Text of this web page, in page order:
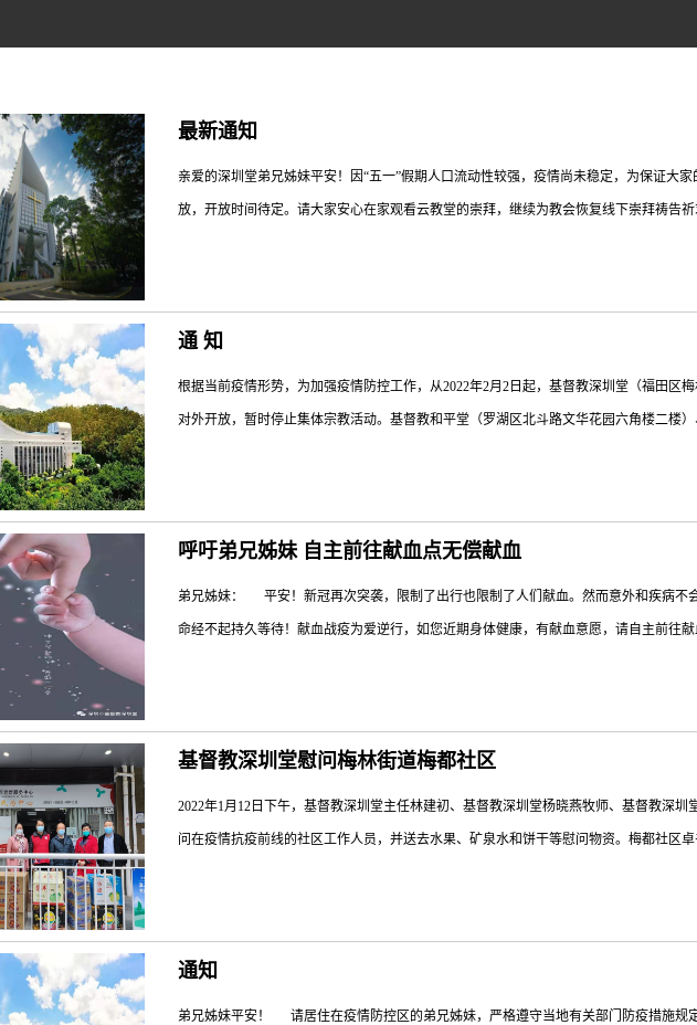
最新通知
亲爱的深圳堂弟兄姊妹平安！因“五一”假期人口流动性较强，疫情尚未稳定，为保证大
放，开放时间待定。请大家安心在家观看云教堂的崇拜，继续为教会恢复线下崇拜祷告
...
通 知
根据当前疫情形势，为加强疫情防控工作，从2022年2月2日起，基督教深圳堂（福田区
对外开放，暂时停止集体宗教活动。基督教和平堂（罗湖区北斗路文华花园六角楼二楼）
罗湖堂（莲塘国威路72号罗湖区高新技术产业第一园区119栋一、二楼）也
...
呼吁弟兄姊妹 自主前往献血点无偿献血
弟兄姊妹： 平安！新冠再次突袭，限制了出行也限制了人们献血。然而意外和疾病不
命经不起持久等待！献血战疫为爱逆行，如您近期身体健康，有献血意愿，请自主前往献
无偿献血。 愿主记念弟兄姊妹的爱心！ 深圳市基督教深圳堂 深
教罗湖堂 2022年1月19日点击文末左下角“阅读原文”可获知“附近献血”献血的基
周岁。2、体重：男性50公斤以上，女性45公斤以上。3、身体健康，献血前一周无感冒
基督教深圳堂慰问梅林街道梅都社区
2022年1月12日下午，基督教深圳堂主任林建初、基督教深圳堂杨晓燕牧师、基督教深
问在疫情抗疫前线的社区工作人员，并送去水果、矿泉水和饼干等慰问物资。梅都社区卓
工作人员热情接待。经卓书记介绍因近期疫情出现反弹，社区工作人员全力奋战在抗疫第
班值守岗位，助力筑牢疫情防控网，为社区各单位和人民带来一份平安。 疫情期间，广
护者。为切实守护好全区人民群众生命安全和身体健康作出很大贡献。基督教深圳堂大
通知
弟兄姊妹平安！ 请居住在疫情防控区的弟兄姊妹，严格遵守当地有关部门防疫措施规